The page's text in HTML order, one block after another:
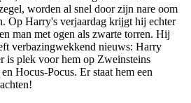
worden al snel door zijn nare oom
Op Harry's verjaardag krijgt hij echter
man met ogen als zwarte torren. Hij
verbazingwekkend nieuws: Harry
is plek voor hem op Zweinsteins
Hocus-Pocus. Er staat hem een